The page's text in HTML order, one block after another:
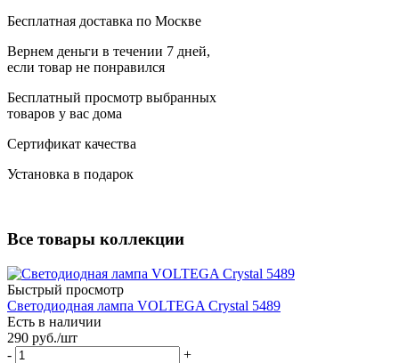
Бесплатная доставка по Москве
Вернем деньги в течении 7 дней,
если товар не понравился
Бесплатный просмотр выбранных
товаров у вас дома
Сертификат качества
Установка в подарок
Все товары коллекции
Быстрый просмотр
Светодиодная лампа VOLTEGA Crystal 5489
Есть в наличии
290 руб./шт
-
+